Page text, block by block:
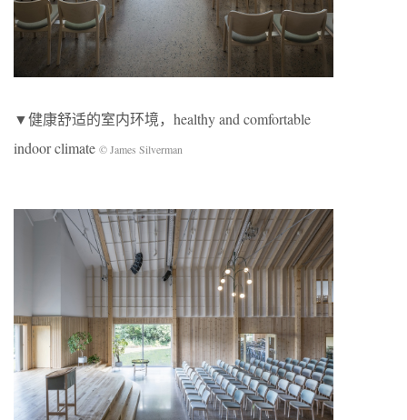
▼健康舒适的室内环境，healthy and comfortable
indoor climate © James Silverman